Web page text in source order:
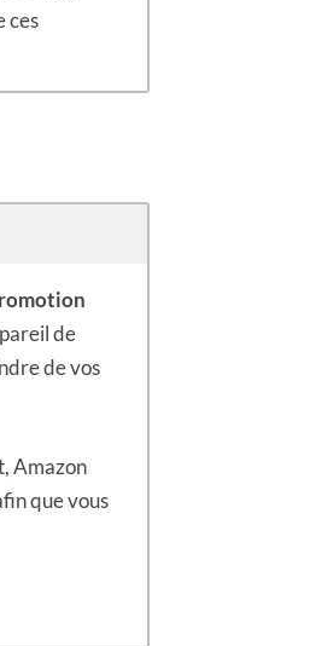
ces
de
de vos
Amazon
que vous